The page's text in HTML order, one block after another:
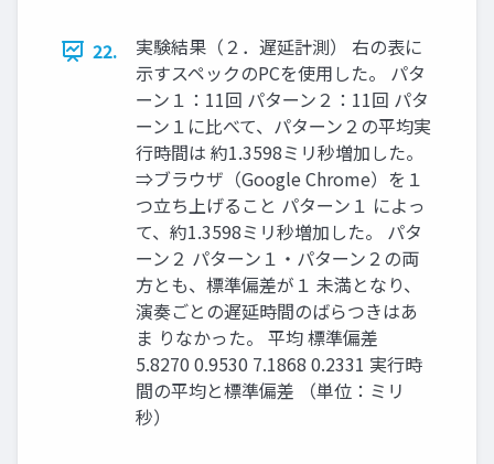
22.
実験結果（２．遅延計測） 右の表に
示すスペックのPCを使用した。 パタ
ーン１：11回 パターン２：11回 パタ
ーン１に比べて、パターン２の平均実
行時間は 約1.3598ミリ秒増加した。
⇒ブラウザ（Google Chrome）を１
つ立ち上げること パターン１ によっ
て、約1.3598ミリ秒増加した。 パタ
ーン２ パターン１・パターン２の両
方とも、標準偏差が１ 未満となり、
演奏ごとの遅延時間のばらつきはあ
ま りなかった。 平均 標準偏差
5.8270 0.9530 7.1868 0.2331 実行時
間の平均と標準偏差 （単位：ミリ
秒）